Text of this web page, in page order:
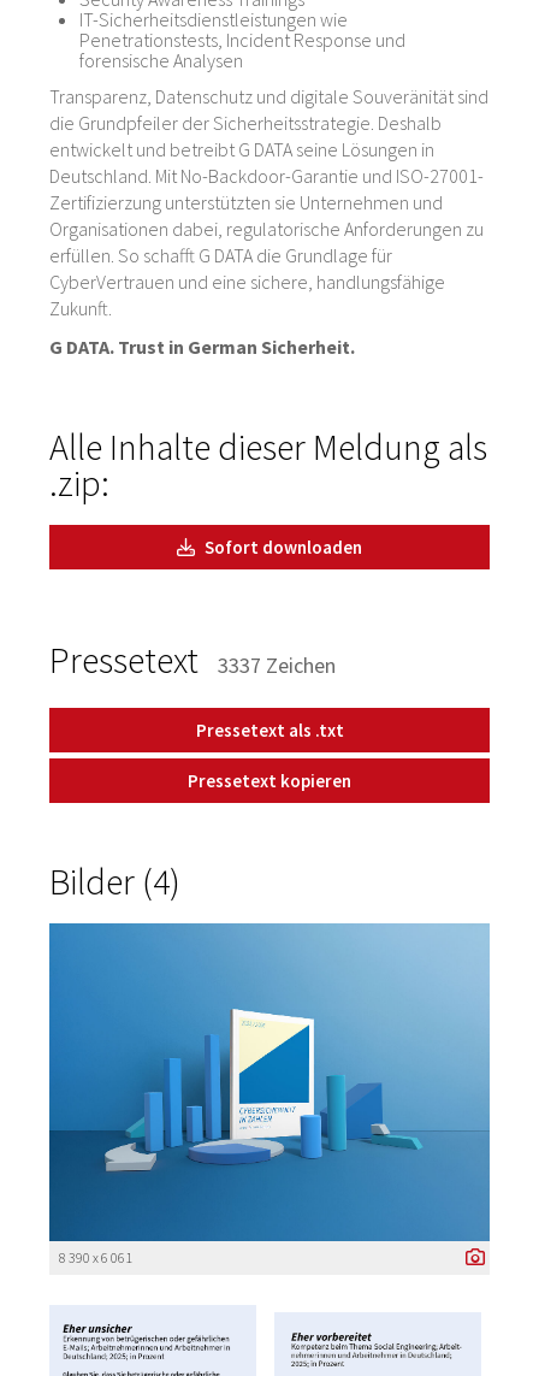
IT-Sicherheitsdienstleistungen wie
Penetrationstests, Incident Response und
forensische Analysen
Transparenz, Datenschutz und digitale Souveränität sind
die Grundpfeiler der Sicherheitsstrategie. Deshalb
entwickelt und betreibt G DATA seine Lösungen in
Deutschland. Mit No-Backdoor-Garantie und ISO-27001-
Zertifizierzung unterstützten sie Unternehmen und
Organisationen dabei, regulatorische Anforderungen zu
erfüllen. So schafft G DATA die Grundlage für
CyberVertrauen und eine sichere, handlungsfähige
Zukunft.
G DATA. Trust in German Sicherheit.
Alle Inhalte dieser Meldung als
.zip:
Sofort downloaden
Pressetext 3337 Zeichen
Pressetext als .txt
Pressetext kopieren
Bilder (4)
8 390 x 6 061